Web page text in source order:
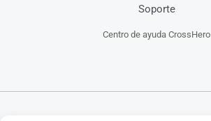
Soporte
Centro de ayuda CrossHero